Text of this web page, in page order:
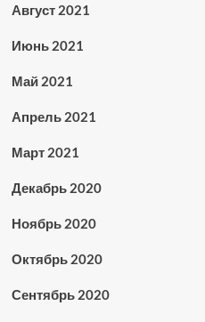
Август 2021
Июнь 2021
Май 2021
Апрель 2021
Март 2021
Декабрь 2020
Ноябрь 2020
Октябрь 2020
Сентябрь 2020